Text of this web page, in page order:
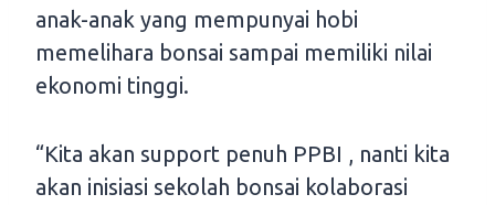
anak-anak yang mempunyai hobi
memelihara bonsai sampai memiliki nilai
ekonomi tinggi.
“Kita akan support penuh PPBI , nanti kita
akan inisiasi sekolah bonsai kolaborasi